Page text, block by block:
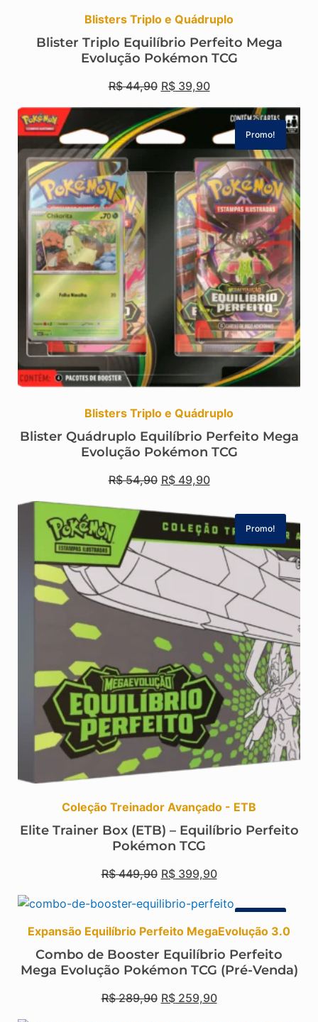
Blisters Triplo e Quádruplo
Blister Triplo Equilíbrio Perfeito Mega
Evolução Pokémon TCG
R$44,90 R$39,90
Promo!
Blisters Triplo e Quádruplo
Blister Quádruplo Equilíbrio Perfeito Mega
Evolução Pokémon TCG
R$54,90 R$49,90
Promo!
Coleção Treinador Avançado - ETB
Elite Trainer Box (ETB) – Equilíbrio Perfeito
Pokémon TCG
R$449,90 R$399,90
Expansão Equilíbrio Perfeito MegaEvolução 3.0
Combo de Booster Equilíbrio Perfeito
Mega Evolução Pokémon TCG (Pré-Venda)
R$289,90 R$259,90